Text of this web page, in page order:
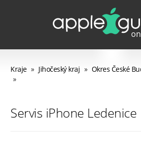
Kraje » Jihočeský kraj » Okres České
»
Servis iPhone Ledenice